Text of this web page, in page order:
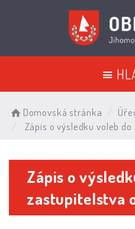
Domovská stránka
Zápis o výsledku voleb
Zápis o
zastupitelstva